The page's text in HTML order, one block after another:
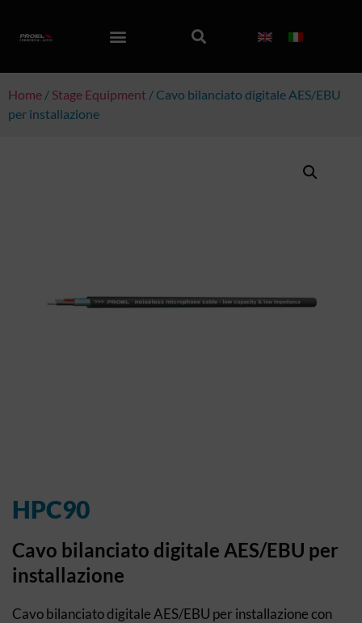
Home / Stage Equipment / Cavo bilanciato digitale AES/EBU
per installazione
HPC90
Cavo bilanciato digitale AES/EBU per
installazione
Cavo bilanciato digitale AES/EBU per installazione con